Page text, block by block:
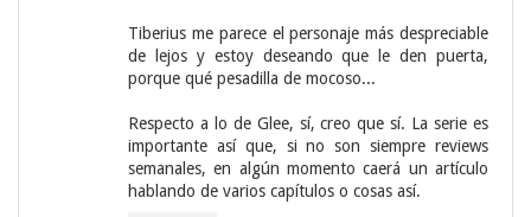
Tiberius me parece el personaje más despreciable
de lejos y estoy deseando que le den puerta,
porque qué pesadilla de mocoso...
Respecto a lo de Glee, sí, creo que sí. La serie es
importante así que, si no son siempre reviews
semanales, en algún momento caerá un artículo
hablando de varios capítulos o cosas así.